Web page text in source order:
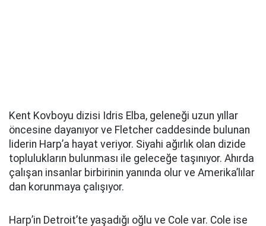
Kent Kovboyu dizisi Idris Elba, geleneği uzun yıllar
öncesine dayanıyor ve Fletcher caddesinde bulunan
liderin Harp’a hayat veriyor. Siyahi ağırlık olan dizide
toplulukların bulunması ile geleceğe taşınıyor. Ahırda
çalışan insanlar birbirinin yanında olur ve Amerika’lılar
dan korunmaya çalışıyor.
Harp’in Detroit’te yaşadığı oğlu ve Cole var. Cole ise